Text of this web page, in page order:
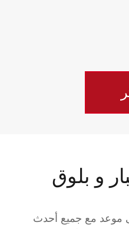
و بلوق
موعد مع جميع أحدث